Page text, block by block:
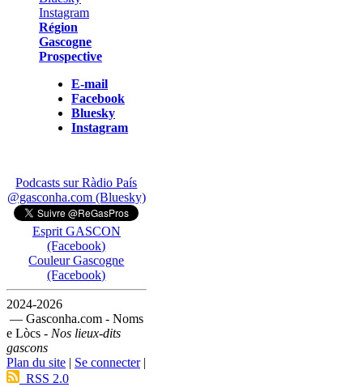
Région
Gascogne
Prospective
E-mail
Facebook
Bluesky
Instagram
Podcasts sur Ràdio País
@gasconha.com (Bluesky)
Esprit GASCON
(Facebook)
Couleur Gascogne
(Facebook)
2024-2026
— Gasconha.com - Noms
e Lòcs - Nos lieux-dits
gascons
Plan du site | Se connecter|
RSS 2.0